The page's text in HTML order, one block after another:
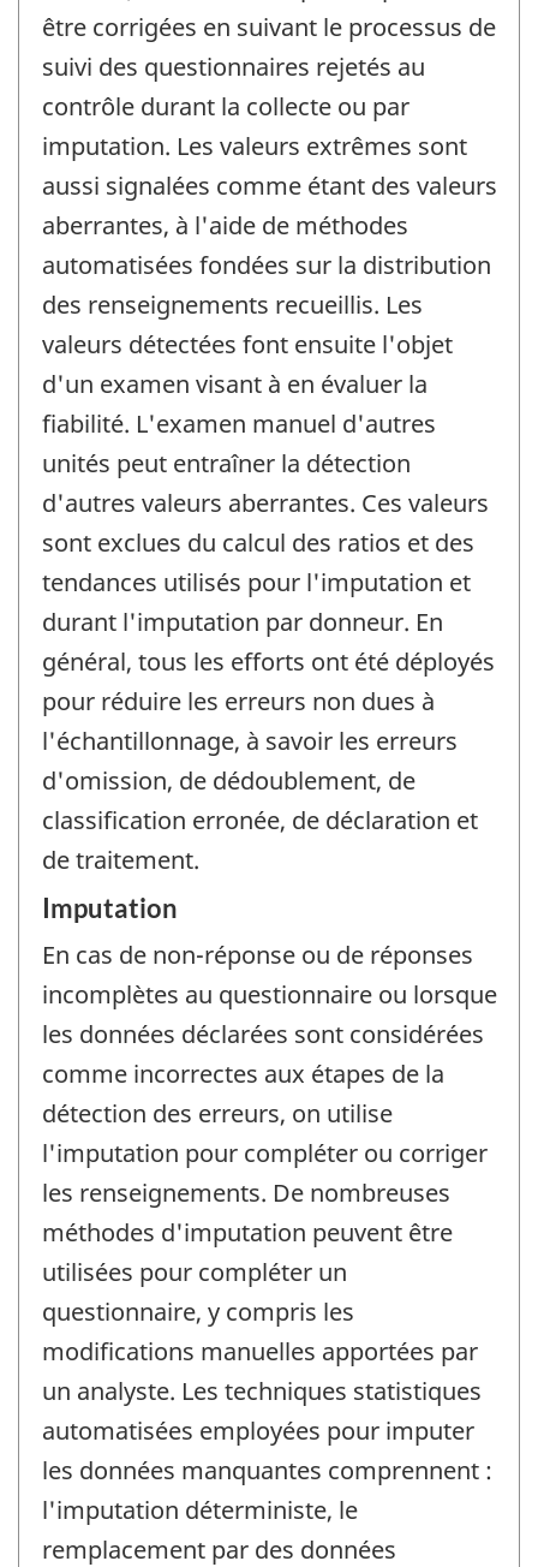
être corrigées en suivant le processus de
suivi des questionnaires rejetés au
contrôle durant la collecte ou par
imputation. Les valeurs extrêmes sont
aussi signalées comme étant des valeurs
aberrantes, à l'aide de méthodes
automatisées fondées sur la distribution
des renseignements recueillis. Les
valeurs détectées font ensuite l'objet
d'un examen visant à en évaluer la
fiabilité. L'examen manuel d'autres
unités peut entraîner la détection
d'autres valeurs aberrantes. Ces valeurs
sont exclues du calcul des ratios et des
tendances utilisés pour l'imputation et
durant l'imputation par donneur. En
général, tous les efforts ont été déployés
pour réduire les erreurs non dues à
l'échantillonnage, à savoir les erreurs
d'omission, de dédoublement, de
classification erronée, de déclaration et
de traitement.
Imputation
En cas de non-réponse ou de réponses
incomplètes au questionnaire ou lorsque
les données déclarées sont considérées
comme incorrectes aux étapes de la
détection des erreurs, on utilise
l'imputation pour compléter ou corriger
les renseignements. De nombreuses
méthodes d'imputation peuvent être
utilisées pour compléter un
questionnaire, y compris les
modifications manuelles apportées par
un analyste. Les techniques statistiques
automatisées employées pour imputer
les données manquantes comprennent :
l'imputation déterministe, le
remplacement par des données